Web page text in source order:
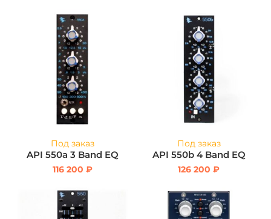
Под заказ
API 550a 3 Band EQ
116 200 ₽
Под заказ
API 550b 4 Band EQ
126 200 ₽